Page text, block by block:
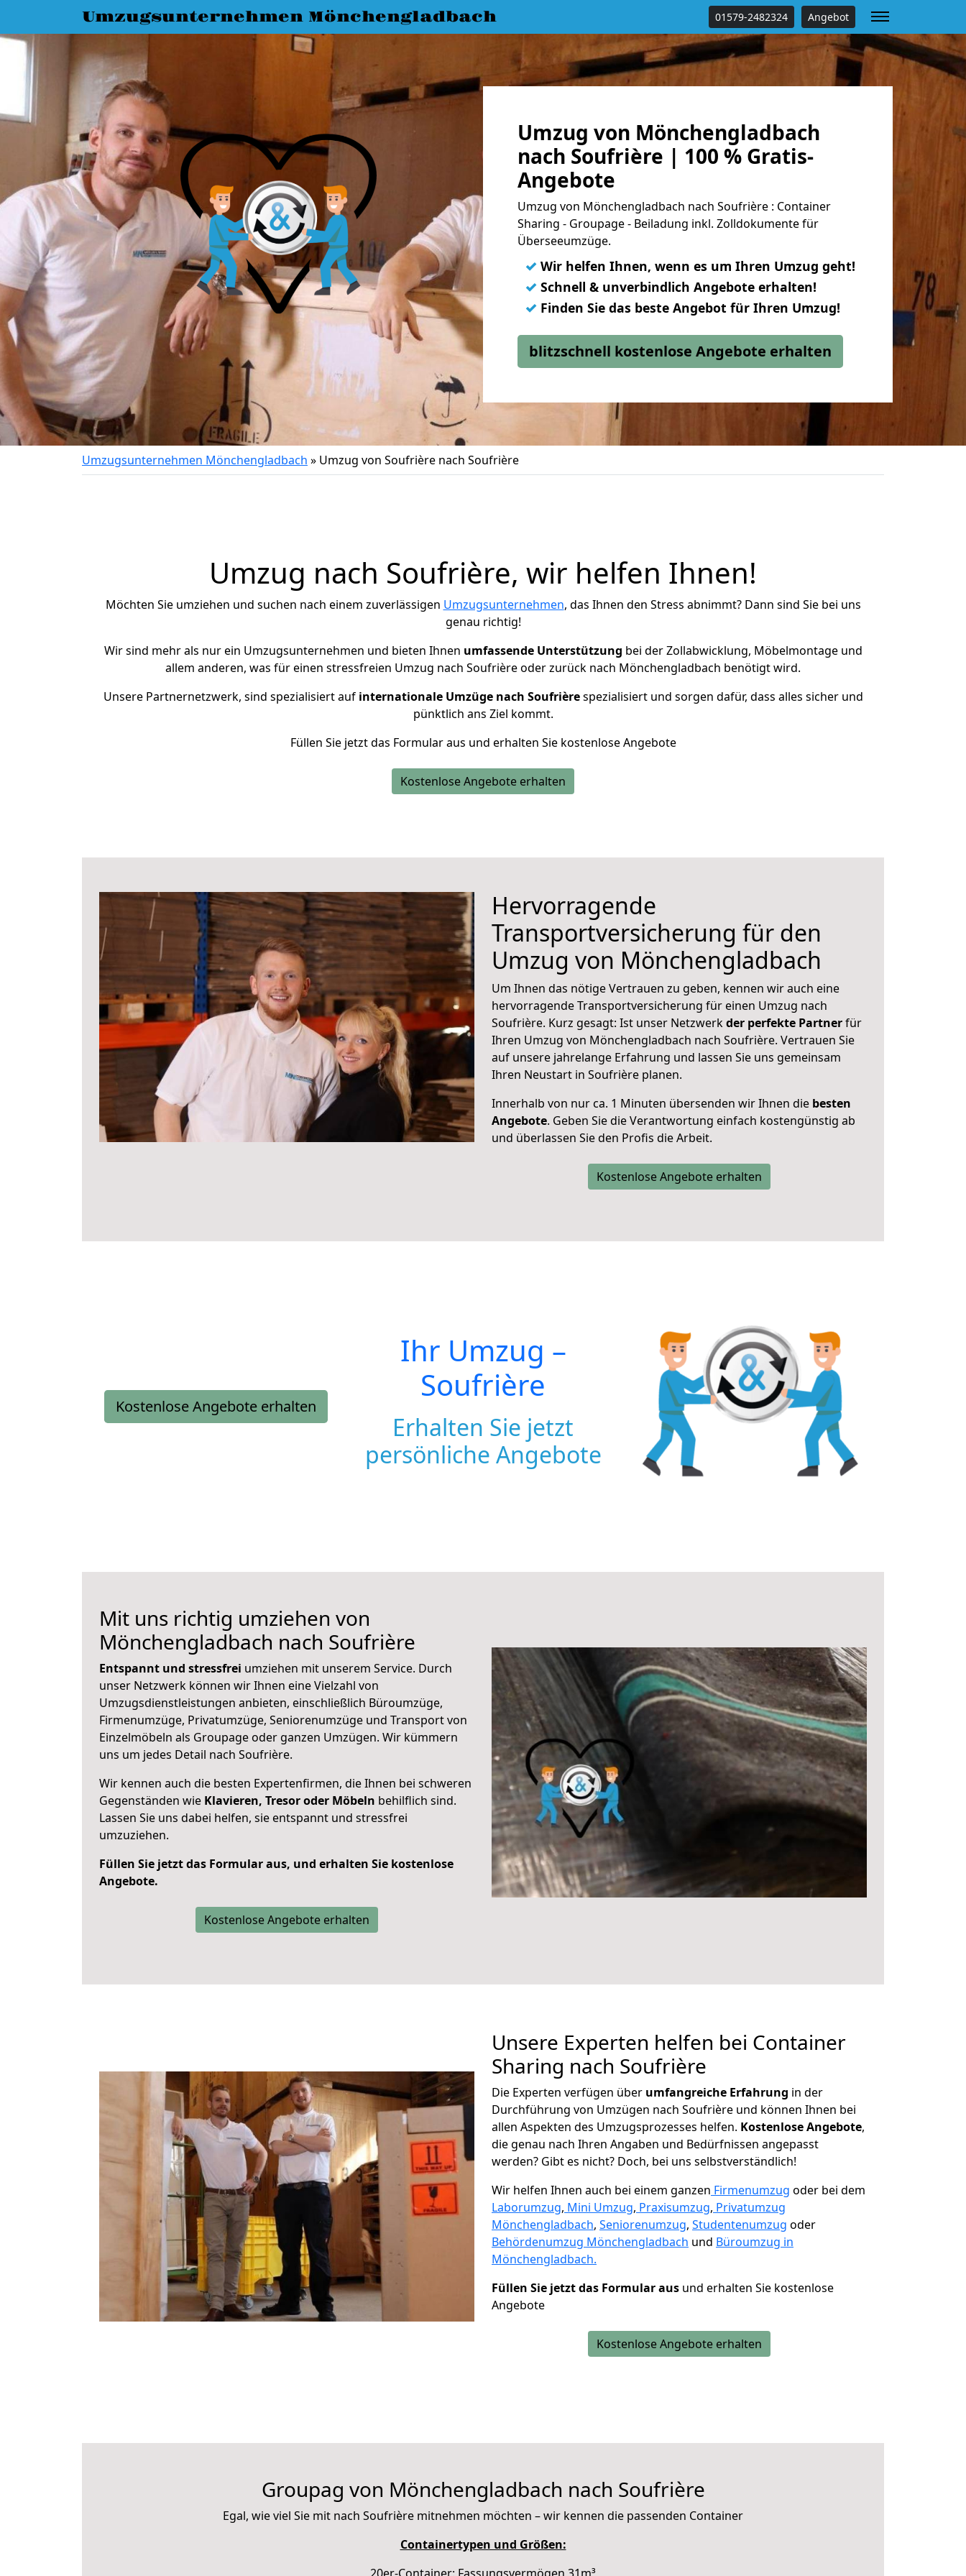
Umzugsunternehmen Mönchengladbach 01579-2482324 Angebot
Umzug von Mönchengladbach
nach Soufrière | 100 % Gratis-
Angebote
Umzug von Mönchengladbach nach Soufrière : Container
Sharing - Groupage - Beiladung inkl. Zolldokumente für
Überseeumzüge.
✓ Wir helfen Ihnen, wenn es um Ihren Umzug geht!
✓ Schnell & unverbindlich Angebote erhalten!
✓ Finden Sie das beste Angebot für Ihren Umzug!
blitzschnell kostenlose Angebote erhalten
Umzugsunternehmen Mönchengladbach » Umzug von Soufrière nach Soufrière
Umzug nach Soufrière, wir helfen Ihnen!
Möchten Sie umziehen und suchen nach einem zuverlässigen Umzugsunternehmen, das Ihnen den Stress abnimmt? Dann sind Sie bei uns
genau richtig!
Wir sind mehr als nur ein Umzugsunternehmen und bieten Ihnen umfassende Unterstützung bei der Zollabwicklung, Möbelmontage und
allem anderen, was für einen stressfreien Umzug nach Soufrière oder zurück nach Mönchengladbach benötigt wird.
Unsere Partnernetzwerk, sind spezialisiert auf internationale Umzüge nach Soufrièrespezialisiert und sorgen dafür, dass alles sicher und
pünktlich ans Ziel kommt.
Füllen Sie jetzt das Formular aus und erhalten Sie kostenlose Angebote
Kostenlose Angebote erhalten
Hervorragende
Transportversicherung für den
Umzug von Mönchengladbach
Um Ihnen das nötige Vertrauen zu geben, kennen wir auch eine
hervorragende Transportversicherung für einen Umzug nach
Soufrière. Kurz gesagt: Ist unser Netzwerkder perfekte Partnerfür
Ihren Umzug von Mönchengladbach nach Soufrière. Vertrauen Sie
auf unsere jahrelange Erfahrung und lassen Sie uns gemeinsam
Ihren Neustart in Soufrière planen.
Innerhalb von nur ca. 1 Minuten übersenden wir Ihnen die besten
Angebote. Geben Sie die Verantwortung einfach kostengünstig ab
und überlassen Sie den Profis die Arbeit.
Kostenlose Angebote erhalten
Kostenlose Angebote erhalten
Ihr Umzug –
Soufrière
Erhalten Sie jetzt
persönliche Angebote
Mit uns richtig umziehen von
Mönchengladbach nach Soufrière
Entspannt und stressfrei umziehen mit unserem Service. Durch
unser Netzwerk können wir Ihnen eine Vielzahl von
Umzugsdienstleistungen anbieten, einschließlich Büroumzüge,
Firmenumzüge, Privatumzüge, Seniorenumzüge und Transport von
Einzelmöbeln als Groupage oder ganzen Umzügen. Wir kümmern
uns um jedes Detail nach Soufrière.
Wir kennen auch die besten Expertenfirmen, die Ihnen bei schweren
Gegenständen wie Klavieren, Tresor oder Möbeln behilflich sind.
Lassen Sie uns dabei helfen, sie entspannt und stressfrei
umzuziehen.
Füllen Sie jetzt das Formular aus, und erhalten Sie kostenlose
Angebote.
Kostenlose Angebote erhalten
Unsere Experten helfen bei Container
Sharing nach Soufrière
Die Experten verfügen über umfangreiche Erfahrung in der
Durchführung von Umzügen nach Soufrière und können Ihnen bei
allen Aspekten des Umzugsprozesses helfen. Kostenlose Angebote,
die genau nach Ihren Angaben und Bedürfnissen angepasst
werden? Gibt es nicht? Doch, bei uns selbstverständlich!
Wir helfen Ihnen auch bei einem ganzen Firmenumzug oder bei dem
Laborumzug, Mini Umzug, Praxisumzug, Privatumzug
Mönchengladbach, Seniorenumzug, Studentenumzug oder
Behördenumzug Mönchengladbach und Büroumzug in
Mönchengladbach.
Füllen Sie jetzt das Formular aus und erhalten Sie kostenlose
Angebote
Kostenlose Angebote erhalten
Groupag von Mönchengladbach nach Soufrière
Egal, wie viel Sie mit nach Soufrière mitnehmen möchten – wir kennen die passenden Container
Containertypen und Größen: